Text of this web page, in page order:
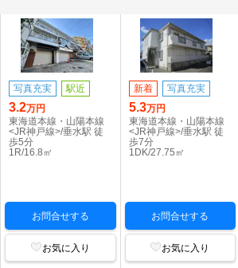
写真充実 駅近
3.2万円
東海道本線・山陽本線
<JR神戸線>/垂水駅 徒
歩5分
1R/16.8㎡
お問合せする
お気に入り
新着 写真充実
5.3万円
東海道本線・山陽本線
<JR神戸線>/垂水駅 徒
歩7分
1DK/27.75㎡
お問合せする
お気に入り